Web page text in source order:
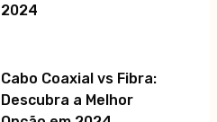
2024
Cabo Coaxial vs Fibra:
Descubra a Melhor